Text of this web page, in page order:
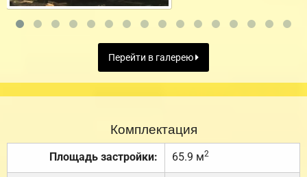
Перейти в галерею
Комплектация
Площадь застройки: 65.9 м2